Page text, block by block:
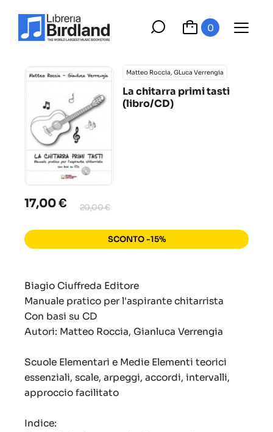
0
Matteo Roccia, GLuca Verrengia
La chitarra primi tasti
(libro/CD)
17,00 € 20,00 €
SCONTO -15%
Biagio Ciuffreda Editore
Manuale pratico per l'aspirante chitarrista
Con basi su CD
Autori: Matteo Roccia, Gianluca Verrengia
Scuole Elementari e Medie Elementi teorici
essenziali, scale, arpeggi, accordi, intervalli,
approccio facilitato
Indice: